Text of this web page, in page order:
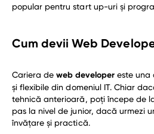
popular pentru start up-uri și
Cum devii Web
Cariera deweb developereste una
și flexibile din domeniul IT. Chiar
tehnică anterioară, poți începe de
pas la nivel de junior, dacă urmezi
învățare și practică.